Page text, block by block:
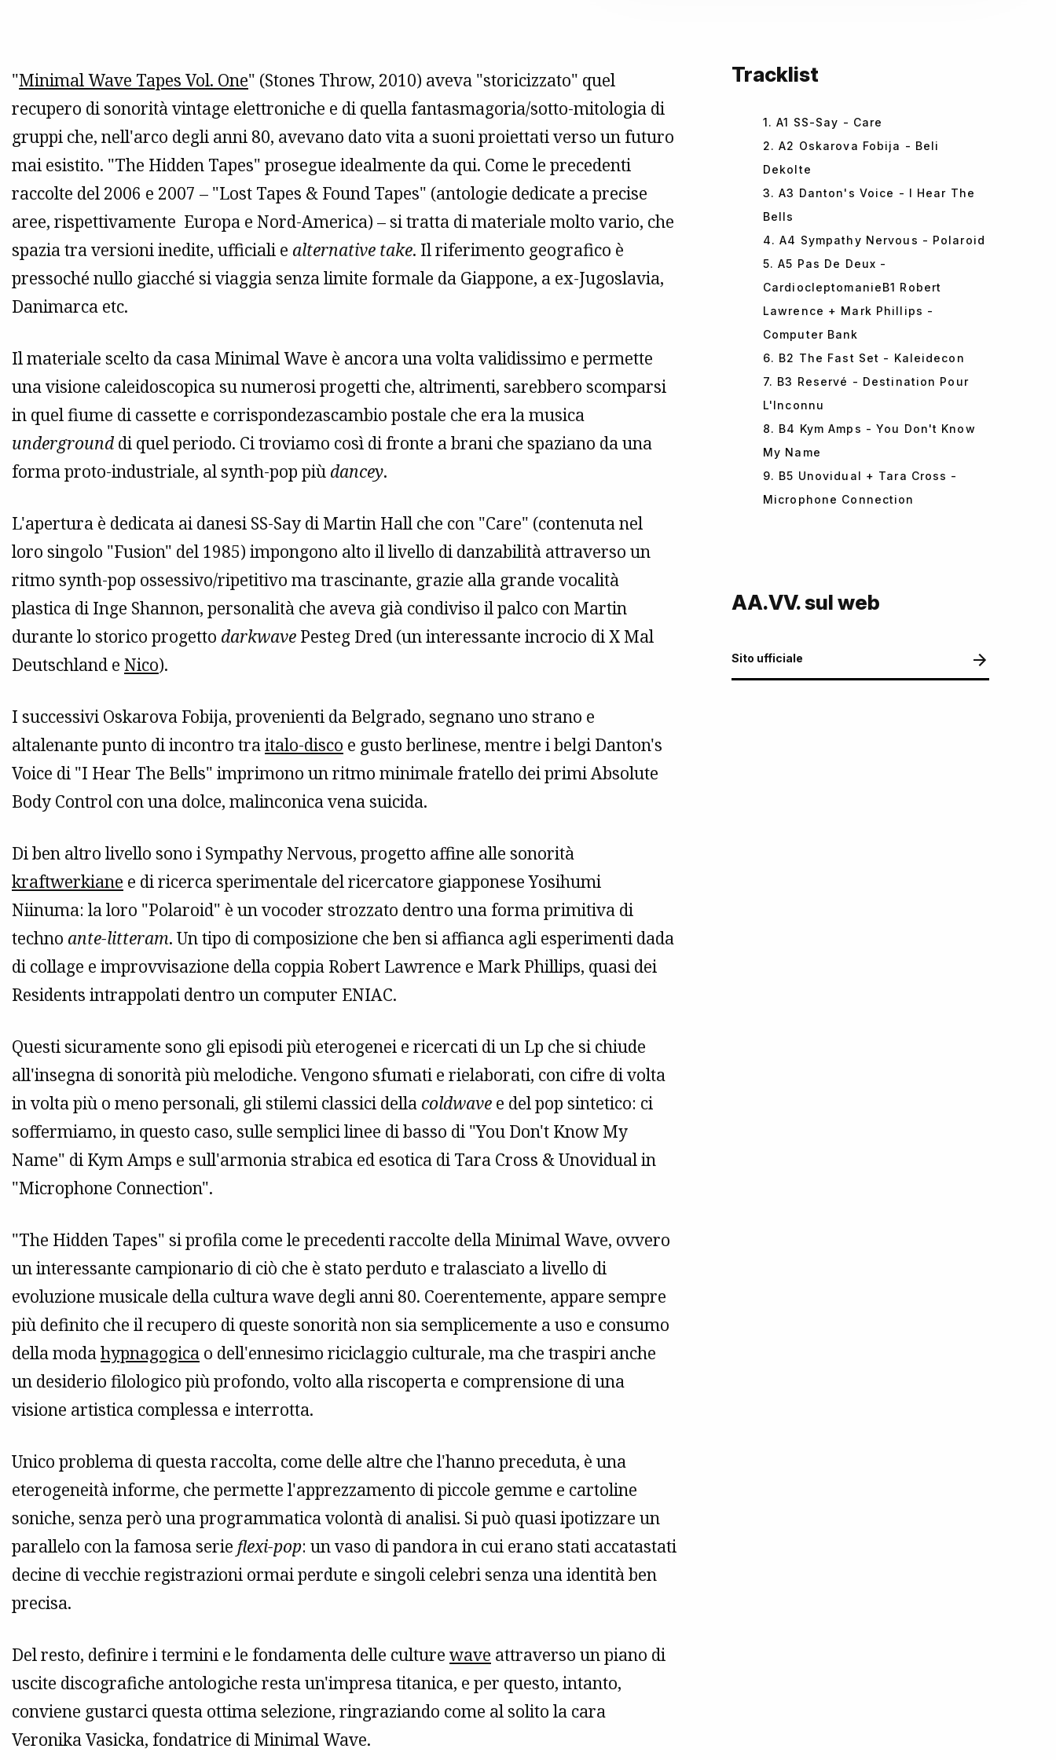
"Minimal Wave Tapes Vol. One" (Stones Throw, 2010) aveva "storicizzato" quel
recupero di sonorità vintage elettroniche e di quella fantasmagoria/sotto-mitologia di
gruppi che, nell'arco degli anni 80, avevano dato vita a suoni proiettati verso un futuro
mai esistito. "The Hidden Tapes" prosegue idealmente da qui. Come le precedenti
raccolte del 2006 e 2007 – "Lost Tapes & Found Tapes" (antologie dedicate a precise
aree, rispettivamente Europa e Nord-America) – si tratta di materiale molto vario, che
spazia tra versioni inedite, ufficiali e alternative take. Il riferimento geografico è
pressoché nullo giacché si viaggia senza limite formale da Giappone, a ex-Jugoslavia,
Danimarca etc.
Il materiale scelto da casa Minimal Wave è ancora una volta validissimo e permette
una visione caleidoscopica su numerosi progetti che, altrimenti, sarebbero scomparsi
in quel fiume di cassette e corrispondezascambio postale che era la musica
undergrounddi quel periodo. Ci troviamo così di fronte a brani che spaziano da una
forma proto-industriale, al synth-pop più dancey.
L'apertura è dedicata ai danesi SS-Say di Martin Hall che con "Care" (contenuta nel
loro singolo "Fusion" del 1985) impongono alto il livello di danzabilità attraverso un
ritmo synth-pop ossessivo/ripetitivo ma trascinante, grazie alla grande vocalità
plastica di Inge Shannon, personalità che aveva già condiviso il palco con Martin
durante lo storico progetto darkwave Pesteg Dred (un interessante incrocio di X Mal
Deutschland e Nico).
I successivi Oskarova Fobija, provenienti da Belgrado, segnano uno strano e
altalenante punto di incontro traitalo-disco e gusto berlinese, mentre i belgi Danton's
Voice di "I Hear The Bells" imprimono un ritmo minimale fratello dei primi Absolute
Body Control con una dolce, malinconica vena suicida.
Di ben altro livello sono i Sympathy Nervous, progetto affine alle sonorità
kraftwerkiane e di ricerca sperimentale del ricercatore giapponese Yosihumi
Niinuma: la loro "Polaroid" è un vocoder strozzato dentro una forma primitiva di
techno ante-litteram. Un tipo di composizione che ben si affianca agli esperimenti dada
di collage e improvvisazione della coppia Robert Lawrence e Mark Phillips, quasi dei
Residents intrappolati dentro un computer ENIAC.
Questi sicuramente sono gli episodi più eterogenei e ricercati di un Lp che si chiude
all'insegna di sonorità più melodiche. Vengono sfumati e rielaborati, con cifre di volta
in volta più o meno personali, gli stilemi classici della coldwave e del pop sintetico: ci
soffermiamo, in questo caso, sulle semplici linee di basso di "You Don't Know My
Name" di Kym Amps e sull'armonia strabica ed esotica di Tara Cross & Unovidual in
"Microphone Connection".
"The Hidden Tapes" si profila come le precedenti raccolte della Minimal Wave, ovvero
un interessante campionario di ciò che è stato perduto e tralasciato a livello di
evoluzione musicale della cultura wave degli anni 80. Coerentemente, appare sempre
più definito che il recupero di queste sonorità non sia semplicemente a uso e consumo
della modahypnagogica o dell'ennesimo riciclaggio culturale, ma che traspiri anche
un desiderio filologico più profondo, volto alla riscoperta e comprensione di una
visione artistica complessa e interrotta.
Unico problema di questa raccolta, come delle altre che l'hanno preceduta, è una
eterogeneità informe, che permette l'apprezzamento di piccole gemme e cartoline
soniche, senza però una programmatica volontà di analisi. Si può quasi ipotizzare un
parallelo con la famosa serie flexi-pop: un vaso di pandora in cui erano stati accatastati
decine di vecchie registrazioni ormai perdute e singoli celebri senza una identità ben
precisa.
Del resto, definire i termini e le fondamenta delle culturewave attraverso un piano di
uscite discografiche antologiche resta un'impresa titanica, e per questo, intanto,
conviene gustarci questa ottima selezione, ringraziando come al solito la cara
Veronika Vasicka, fondatrice di Minimal Wave.
Tracklist
1. A1 SS-Say - Care
2. A2 Oskarova Fobija - Beli
Dekolte
3. A3 Danton's Voice - I Hear The
Bells
4. A4 Sympathy Nervous - Polaroid
5. A5 Pas De Deux -
CardiocleptomanieB1 Robert
Lawrence + Mark Phillips -
Computer Bank
6. B2 The Fast Set - Kaleidecon
7. B3 Reservé - Destination Pour
L'Inconnu
8. B4 Kym Amps - You Don't Know
My Name
9. B5 Unovidual + Tara Cross -
Microphone Connection
AA.VV. sul web
Sito ufficiale